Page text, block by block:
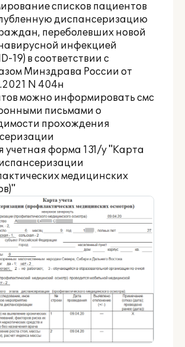
списков пациентов
диспансеризацию
переболевших новой
инфекцией
19) в соответствии с
Минздрава России от
N 404н
можно информировать смс
письмами о
прохождения
учетная форма 131/у "Карта
медицинских